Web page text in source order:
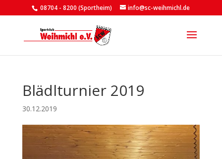
08704 - 8200 (Sportheim) info@sc-weihmichl.de
Blädlturnier 2019
30.12.2019